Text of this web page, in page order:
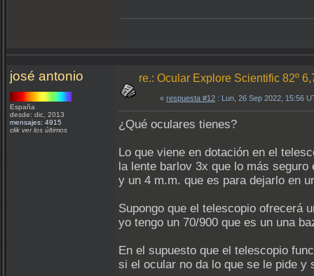
josé antonio
España
desde: dic, 2013
mensajes: 4915
clik ver los últimos
re.: Ocular Explore Scientific 82º
« respuesta #12 : Lun, 26 Sep 2022, 15:56
¿Qué oculares tienes?
Lo que viene en dotación en el
la lente barlov 3x que lo más
y un 4 m.m. que es para dejarlo en
Supongo que el telescopio ofrecerá
yo tengo un 70/900 que es un una
En el supuesto que el telescopio
si el ocular no da lo que se le pide y